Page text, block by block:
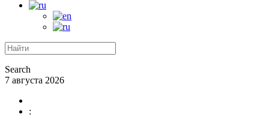
Search
7 августа 2026
: